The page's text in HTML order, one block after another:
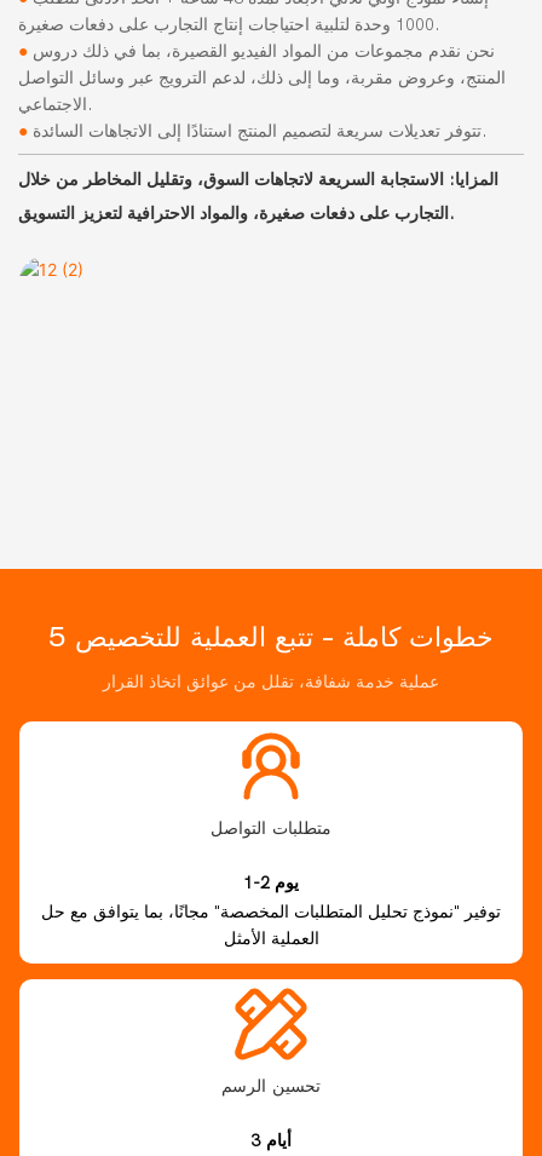
1000 وحدة لتلبية احتياجات إنتاج التجارب على دفعات صغيرة.
● نحن نقدم مجموعات من المواد الفيديو القصيرة، بما في ذلك دروس
المنتج، وعروض مقربة، وما إلى ذلك، لدعم الترويج عبر وسائل التواصل
الاجتماعي.
●
تتوفر تعديلات سريعة لتصميم المنتج استنادًا إلى الاتجاهات السائدة.
المزايا: الاستجابة السريعة لاتجاهات السوق، وتقليل المخاطر من خلال
التجارب على دفعات صغيرة، والمواد الاحترافية لتعزيز التسويق.
5 خطوات كاملة - تتبع العملية للتخصيص
عملية خدمة شفافة، تقلل من عوائق اتخاذ القرار
متطلبات التواصل
1-2 يوم
توفير "نموذج تحليل المتطلبات المخصصة" مجانًا، بما يتوافق مع حل
العملية الأمثل
تحسين الرسم
3 أيام